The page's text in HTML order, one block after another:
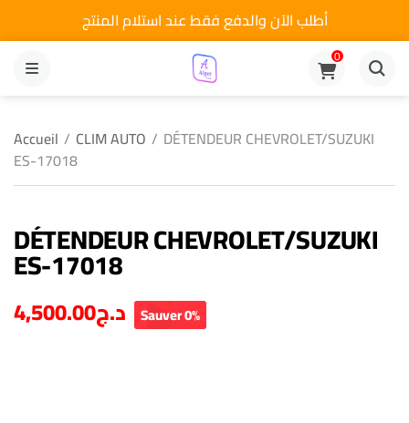
أطلب الآن والدفع فقط عند استلام المنتج
MENU
0
Accueil / CLIM AUTO / DÉTENDEUR CHEVROLET/SUZUKI
ES-17018
DÉTENDEUR CHEVROLET/SUZUKI
ES-17018
د.ج4,500.00 Sauver 0%